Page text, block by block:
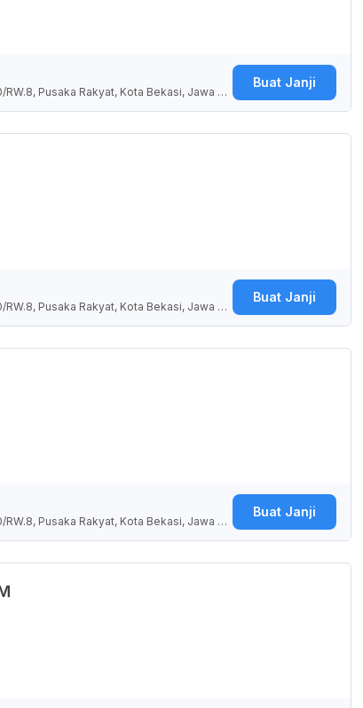
Pusaka Rakyat, Kota Bekasi, Jawa Ba
Buat Janji
Pusaka Rakyat, Kota Bekasi, Jawa Ba
Buat Janji
Pusaka Rakyat, Kota Bekasi, Jawa Ba
Buat Janji